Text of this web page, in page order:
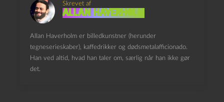
Skrevet af
Allan Haverholm
Allan Haverholm er billedkunstner (herunder
tegneserieskaber), kaffedrikker og dødsmetalafficionado.
Han ved altid, hvad han taler om, særlig når han ikke gør
det.